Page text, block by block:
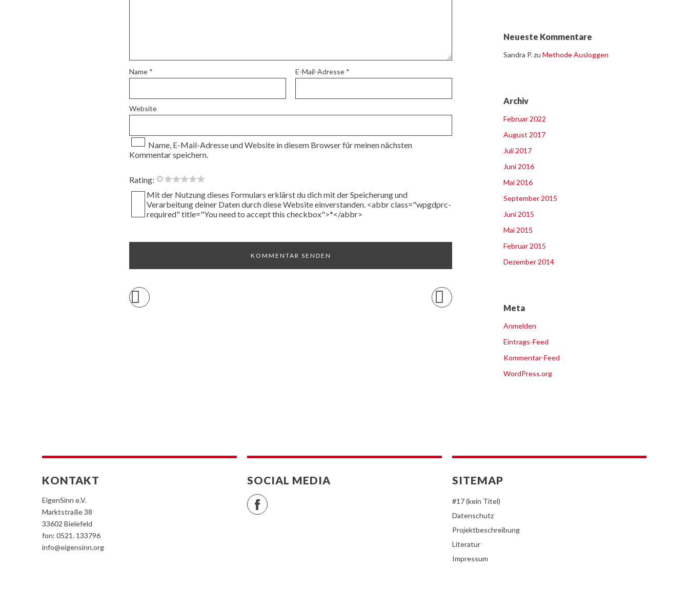
Name * E-Mail-Adresse *
Website
Name, E-Mail-Adresse und Website in diesem Browser für meinen nächsten
Kommentar speichern.
Rating:
Mit der Nutzung dieses Formulars erklärst du dich mit der Speicherung und
Verarbeitung deiner Daten durch diese Website einverstanden. <abbr class="wpgdprc-
required" title="You need to accept this checkbox">*</abbr>
Neueste Kommentare
Sandra P.zu Methode Ausloggen
Archiv
Februar 2022
August 2017
Juli 2017
Juni 2016
Mai 2016
September 2015
Juni 2015
Mai 2015
Februar 2015
Dezember 2014
Meta
Anmelden
Eintrags-Feed
Kommentar-Feed
WordPress.org
KONTAKT
EigenSinn e.V.
Marktstraße 38
33602 Bielefeld
fon: 0521. 133796
info@eigensinn.org
SOCIAL MEDIA
Facebook
SITEMAP
#17 (kein Titel)
Datenschutz
Projektbeschreibung
Literatur
Impressum